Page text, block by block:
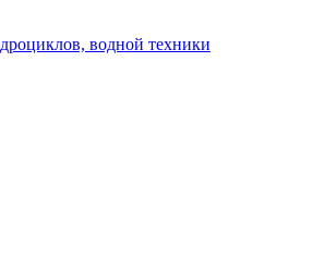
водной техники